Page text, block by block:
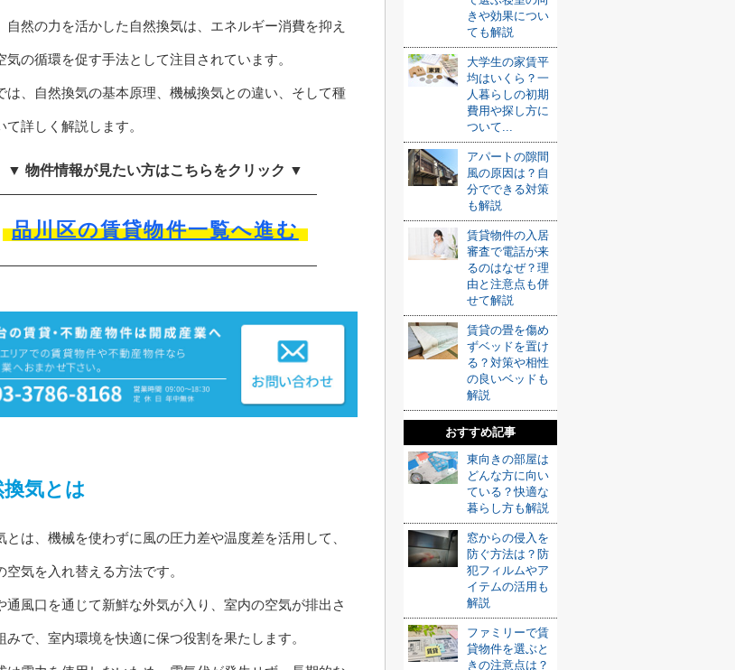
自然の力を活かした自然換気は、エネルギー消費を抑え
気の循環を促す手法として注目されています。
は、自然換気の基本原理、機械換気との違い、そして種
て詳しく解説します。
▼ 物件情報が見たい方はこちらをクリック ▼
品川区の賃貸物件一覧へ進む
換気とは
とは、機械を使わずに風の圧力差や温度差を活用して、
空気を入れ替える方法です。
通風口を通じて新鮮な外気が入り、室内の空気が排出さ
みで、室内環境を快適に保つ役割を果たします。
きや効果につい
ても解説
大学生の家賃平
均はいくら？一
人暮らしの初期
費用や探し方に
ついて...
アパートの隙間
風の原因は？自
分でできる対策
も解説
賃貸物件の入居
審査で電話が来
るのはなぜ？理
由と注意点も併
せて解説
賃貸の畳を傷め
ずベッドを置け
る？対策や相性
の良いベッドも
解説
おすすめ記事
東向きの部屋は
どんな方に向い
ている？快適な
暮らし方も解説
窓からの侵入を
防ぐ方法は？防
犯フィルムやア
イテムの活用も
解説
ファミリーで賃
貸物件を選ぶと
きの注意点は？